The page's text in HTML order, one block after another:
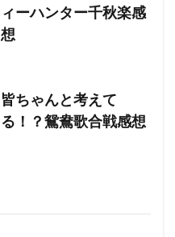
ィーハンター千秋楽感
想
皆ちゃんと考えて
る！？鴛鴦歌合戦感想